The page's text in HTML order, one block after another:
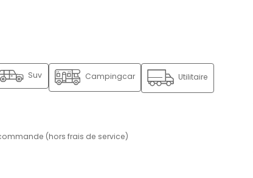
Suv Campingcar Utilitaire
(hors frais de service)